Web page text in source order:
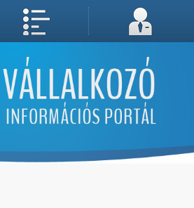
(sütiket) tároljunk számítógépén. A sütik a weboldal megfelelő működéséhez
Megértettem, folytatás...